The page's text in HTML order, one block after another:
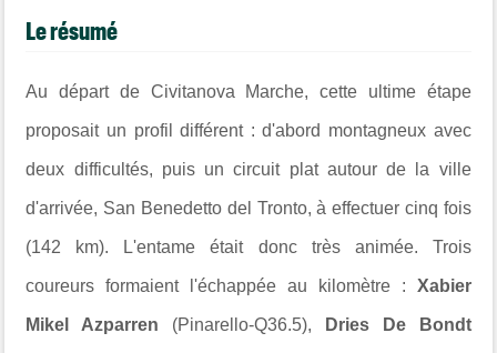
Le résumé
Au départ de Civitanova Marche, cette ultime étape
proposait un profil différent : d'abord montagneux avec
deux difficultés, puis un circuit plat autour de la ville
d'arrivée, San Benedetto del Tronto, à effectuer cinq fois
(142 km). L'entame était donc très animée. Trois
coureurs formaient l'échappée au kilomètre : Xabier
Mikel Azparren (Pinarello-Q36.5), Dries De Bondt